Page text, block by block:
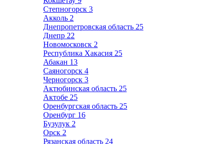
Степногорск 3
Акколь 2
Днепропетровская область 25
Днепр 22
Новомосковск 2
Республика Хакасия 25
Абакан 13
Саяногорск 4
Черногорск 3
Актюбинская область 25
Актобе 25
Оренбургская область 25
Оренбург 16
Бузулук 2
Орск 2
Рязанская область 24